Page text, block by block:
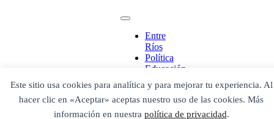
Este sitio usa cookies para analítica y para mejorar tu experiencia. Al
hacer clic en «Aceptar» aceptas nuestro uso de las cookies. Más
información en nuestra política de privacidad.
Entre
Ríos
Política
Educación
Legislaltura
Economía
Judiciales
Salud